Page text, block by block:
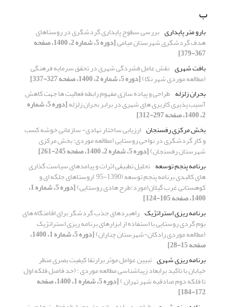
ب
بارو متر پایداری بررسی سطوح پایداری گردشگری در روستاهای
هدف گردشگری شهرستان میامی [دوره 5، شماره 2، 1400، صفحه
367-379]
بافت شهری نقش عامل فشردگی شهری در تحقق سرمایه فرهنگی
(مطالعه موردی شهر نکا)[دوره 5، شماره 2، 1400، صفحه 327-337]
بحران زلزله طراحی و پیاده سازی مفهوم رابطه فعالیت ها جهت کاهش
آسیب پذیری کاربری های شهری در برابر بحران زلزله [دوره 5، شماره
2، 1400، صفحه 297-312]
بخش مرکزی رفسنجان ارزیابی ساختار نهادی- سازمانی خوشه کسب
و کار گردشگری در نواحی روستایی (مطالعه موردی: بخش مرکزی
شهرستان رفسنجان)[دوره 5، شماره 2، 1400، صفحه 245-261]
برنامه پنجم توسعه تحلیل تطبیقی اثرات و پیامدهای سیاست گذاری
های کالبدی برنامه پنجم توسعه (1390-95 )روستاهای جلگه ای و
کوهستانی غرب گیلان(مورد:طرح هادی روستایی) [دوره 5، شماره 1،
1400، صفحه 105-124]
برنامه ریزی استراتژیک راهبردهای جذب گردشگر برای اقامتگاه های
بوم گردی روستایی با استفاده از ابزارهای برنامه ریزی استراتژیک
(مطالعه موردی رادکان-شهرستان چناران) [دوره 5، شماره 1، 1400،
صفحه 15-28]
برنامه ریزی شهری تبیین عوامل موثر برارتقا کیفیت بصری منظر
خیابان با تا‌کید برابعاد زیبا‌شناسی مطالعه موردی : (حد فاصل فلکه اول
تا فلکه دوم صادقیه شهر تهران ) [دوره 5، شماره 1، 1400، صفحه
172-184]